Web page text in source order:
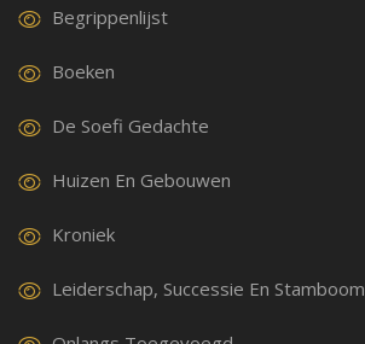
Begrippenlijst
Boeken
De Soefi Gedachte
Huizen En Gebouwen
Kroniek
Leiderschap, Successie En Stamboom